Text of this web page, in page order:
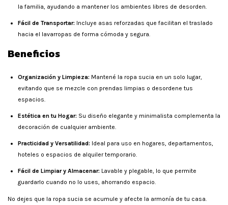
la familia, ayudando a mantener los ambientes libres de desorden.
Fácil de Transportar: Incluye asas reforzadas que facilitan el traslado
hacia el lavarropas de forma cómoda y segura.
Beneficios
Organización y Limpieza: Mantené la ropa sucia en un solo lugar,
evitando que se mezcle con prendas limpias o desordene tus
espacios.
Estética en tu Hogar: Su diseño elegante y minimalista complementa la
decoración de cualquier ambiente.
Practicidad y Versatilidad: Ideal para uso en hogares, departamentos,
hoteles o espacios de alquiler temporario.
Fácil de Limpiar y Almacenar: Lavable y plegable, lo que permite
guardarlo cuando no lo uses, ahorrando espacio.
No dejes que la ropa sucia se acumule y afecte la armonía de tu casa.